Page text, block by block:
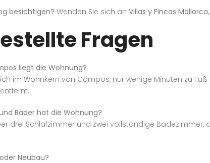
besichtigen? Wenden Sie sich an Villas y Fincas Mallorca
Fragen
liegt die Wohnung?
im Wohnkern von Campos, nur wenige Minuten zu
Bäder hat die Wohnung?
drei Schlafzimmer und zwei vollständige
Neubau?